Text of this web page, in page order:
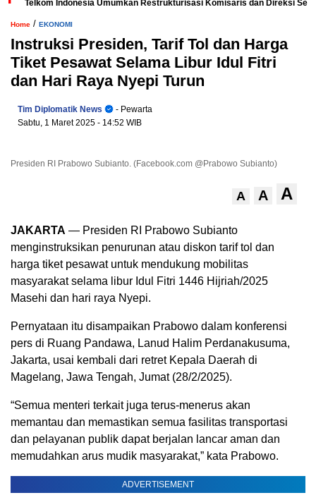
Telkom Indonesia Umumkan Restrukturisasi Komisaris dan Direksi
Home / EKONOMI
Instruksi Presiden, Tarif Tol dan Harga
Tiket Pesawat Selama Libur Idul Fitri
dan Hari Raya Nyepi Turun
Tim Diplomatik News
- Pewarta
Sabtu, 1 Maret 2025 - 14:52 WIB
Presiden RI Prabowo Subianto. (Facebook.com @Prabowo Subianto)
A A A
JAKARTA — Presiden RI Prabowo Subianto
menginstruksikan penurunan atau diskon tarif tol dan
harga tiket pesawat untuk mendukung mobilitas
masyarakat selama libur Idul Fitri 1446 Hijriah/2025
Masehi dan hari raya Nyepi.
Pernyataan itu disampaikan Prabowo dalam konferensi
pers di Ruang Pandawa, Lanud Halim Perdanakusuma,
Jakarta, usai kembali dari retret Kepala Daerah di
Magelang, Jawa Tengah, Jumat (28/2/2025).
“Semua menteri terkait juga terus-menerus akan
memantau dan memastikan semua fasilitas transportasi
dan pelayanan publik dapat berjalan lancar aman dan
memudahkan arus mudik masyarakat,” kata Prabowo.
ADVERTISEMENT